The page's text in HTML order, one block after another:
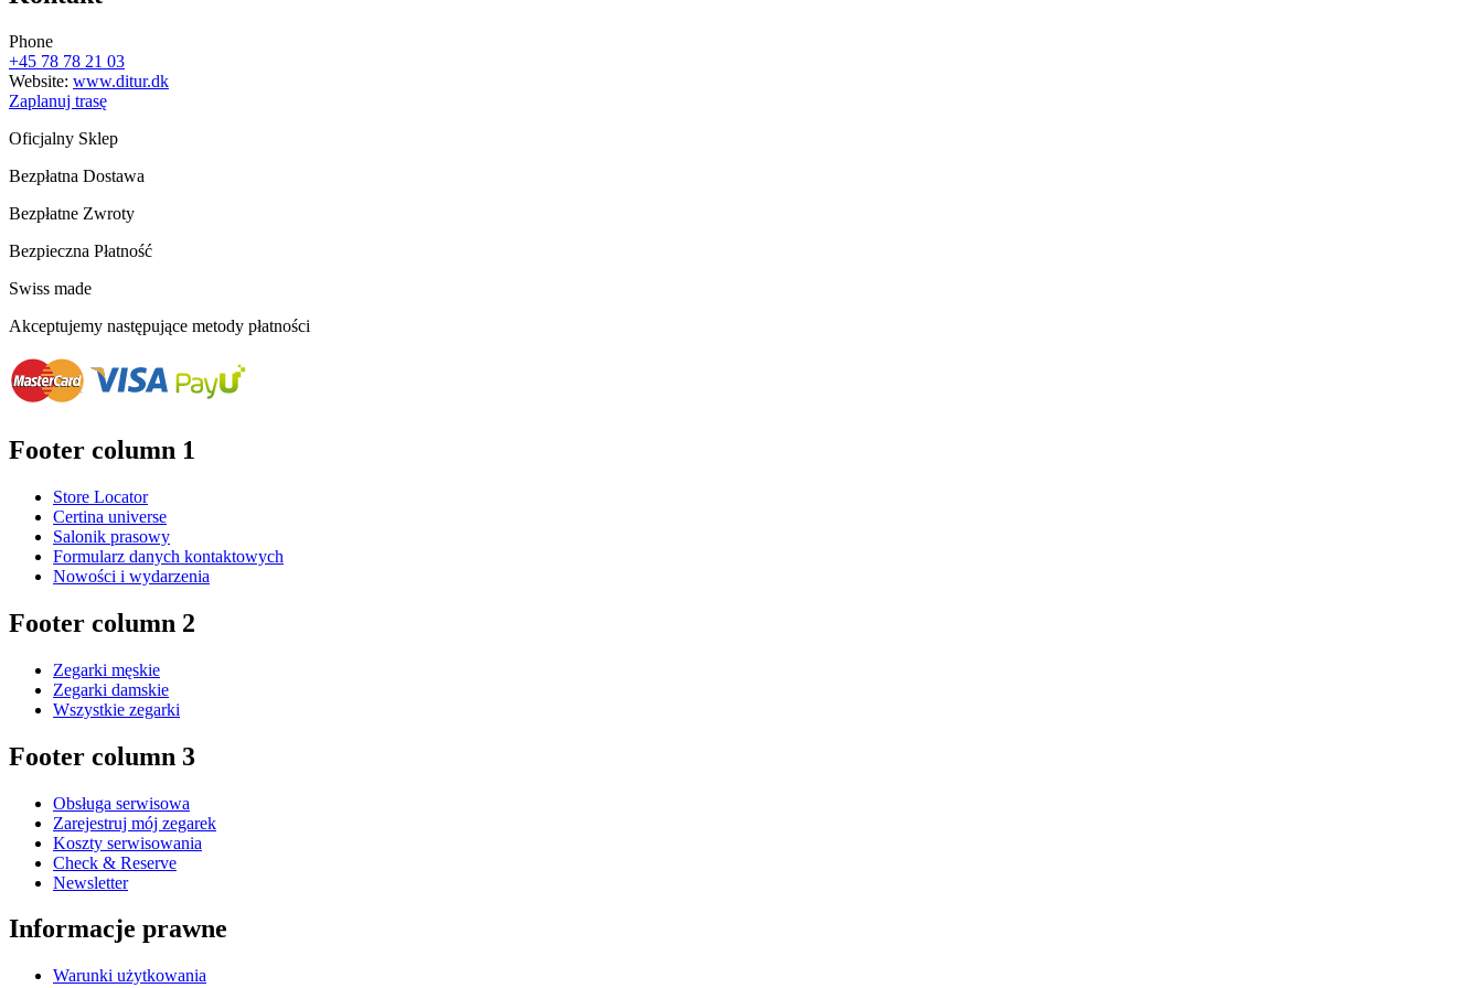
Phone
+45 78 78 21 03
Website: www.ditur.dk
Zaplanuj trasę
Oficjalny Sklep
Bezpłatna Dostawa
Bezpłatne Zwroty
Bezpieczna Płatność
Swiss made
Akceptujemy następujące metody płatności
Footer column 1
Store Locator
Certina universe
Salonik prasowy
Formularz danych kontaktowych
Nowości i wydarzenia
Footer column 2
Zegarki męskie
Zegarki damskie
Wszystkie zegarki
Footer column 3
Obsługa serwisowa
Zarejestruj mój zegarek
Koszty serwisowania
Check & Reserve
Newsletter
Informacje prawne
Warunki użytkowania